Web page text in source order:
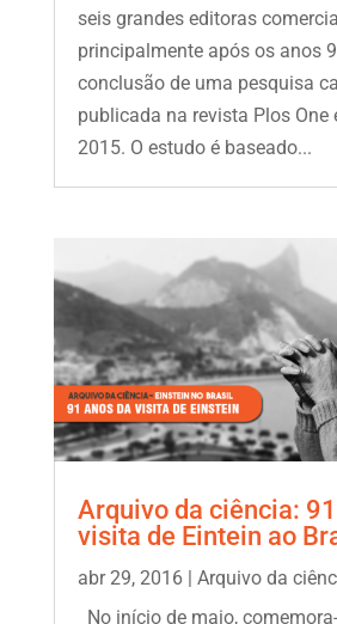
seis grandes editoras
principalmente após os anos
conclusão de uma pesquisa
publicada na revista Plos One
2015. O estudo é baseado...
Arquivo da ciência:
visita de Eintein ao
abr 29, 2016| Arquivo da
No início de maio,